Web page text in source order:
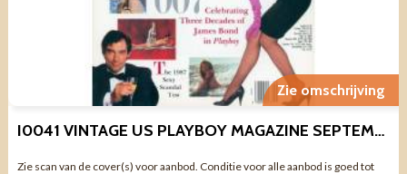
Zie omschrijving
I0041 VINTAGE US PLAYBOY MAGAZINE SEPTEMBER 1987
Zie scan van de cover(s) voor aanbod. Conditie voor alle aanbod is goed tot